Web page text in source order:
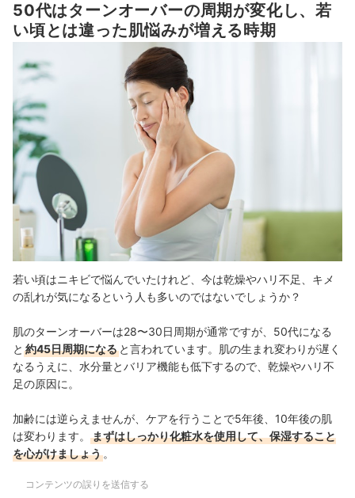
売れ筋の人気50代向け化粧水全14商品を徹底比較！
肌トラブルを増やさないためにも、化粧水の正しい使い方をマスターし
よう
その他の50代におすすめのスキンケアアイテムが気になる人はこちら
ほかにも肌悩みに合わせた美容液を探している人はこちらをチェック
50代向け化粧水の売れ筋ランキングもチェック！
50代はターンオーバーの周期が変化し、若
い頃とは違った肌悩みが増える時期
若い頃はニキビで悩んでいたけれど、今は乾燥やハリ不足、キメ
の乱れが気になるという人も多いのではないでしょうか？
肌のターンオーバーは28〜30日周期が通常ですが、50代になる
と 約45日周期になる と言われています。肌の生まれ変わりが遅く
なるうえに、水分量とバリア機能も低下するので、乾燥やハリ不
足の原因に。
加齢には逆らえませんが、ケアを行うことで5年後、10年後の肌
は変わります。
まずはしっかり化粧水を使用して、保湿すること
を心がけましょう 。
コンテンツの誤りを送信する